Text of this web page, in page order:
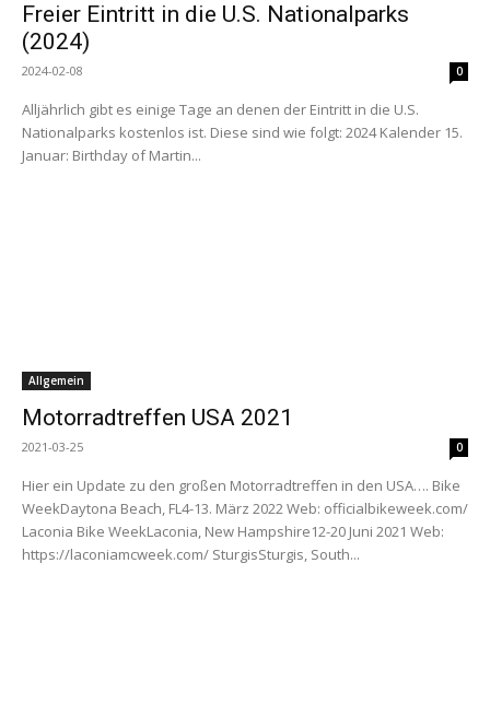
Freier Eintritt in die U.S. Nationalparks
(2024)
2024-02-08 0
Alljährlich gibt es einige Tage an denen der Eintritt in die U.S.
Nationalparks kostenlos ist. Diese sind wie folgt: 2024 Kalender 15.
Januar: Birthday of Martin...
Allgemein
Motorradtreffen USA 2021
2021-03-25 0
Hier ein Update zu den großen Motorradtreffen in den USA…. Bike
WeekDaytona Beach, FL4-13. März 2022 Web: officialbikeweek.com/
Laconia Bike WeekLaconia, New Hampshire12-20 Juni 2021 Web:
https://laconiamcweek.com/ SturgisSturgis, South...